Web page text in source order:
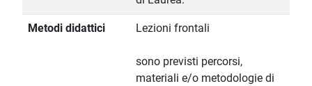
Metodi didattici Lezioni frontali
sono previsti percorsi,
materiali e/o metodologie di